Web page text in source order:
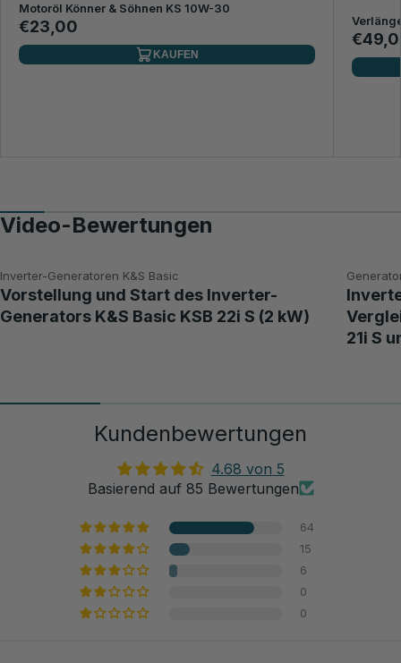
Motoröl Könner & Söhnen KS 10W-30
€23,00
KAUFEN
Video-Bewertungen
Inverter-Generatoren K&S Basic
Vorstellung und Start des Inverter-
Generators K&S Basic KSB 22i S (2 kW)
21i S
Kundenbewertungen
4.68 von 5
Basierend auf 85 Bewertungen
64
15
6
0
0